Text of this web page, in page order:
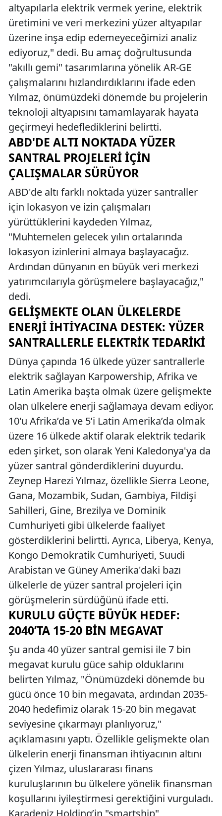
altyapılarla elektrik vermek yerine, elektrik
üretimini ve veri merkezini yüzer altyapılar
üzerine inşa edip edemeyeceğimizi analiz
ediyoruz," dedi. Bu amaç doğrultusunda
"akıllı gemi" tasarımlarına yönelik AR-GE
çalışmalarını hızlandırdıklarını ifade eden
Yılmaz, önümüzdeki dönemde bu projelerin
teknoloji altyapısını tamamlayarak hayata
geçirmeyi hedeflediklerini belirtti.
ABD'DE ALTI NOKTADA YÜZER
SANTRAL PROJELERI İÇIN
ÇALIŞMALAR SÜRÜYOR
ABD'de altı farklı noktada yüzer santraller
için lokasyon ve izin çalışmaları
yürüttüklerini kaydeden Yılmaz,
"Muhtemelen gelecek yılın ortalarında
lokasyon izinlerini almaya başlayacağız.
Ardından dünyanın en büyük veri merkezi
yatırımcılarıyla görüşmelere başlayacağız,"
dedi.
GELIŞMEKTE OLAN ÜLKELERDE
ENERJI İHTIYACINA DESTEK: YÜZER
SANTRALLERLE ELEKTRIK TEDARIKI
Dünya çapında 16 ülkede yüzer santrallerle
elektrik sağlayan Karpowership, Afrika ve
Latin Amerika başta olmak üzere gelişmekte
olan ülkelere enerji sağlamaya devam ediyor.
10'u Afrika’da ve 5’i Latin Amerika’da olmak
üzere 16 ülkede aktif olarak elektrik tedarik
eden şirket, son olarak Yeni Kaledonya'ya da
yüzer santral gönderdiklerini duyurdu.
Zeynep Harezi Yılmaz, özellikle Sierra Leone,
Gana, Mozambik, Sudan, Gambiya, Fildişi
Sahilleri, Gine, Brezilya ve Dominik
Cumhuriyeti gibi ülkelerde faaliyet
gösterdiklerini belirtti. Ayrıca, Liberya, Kenya,
Kongo Demokratik Cumhuriyeti, Suudi
Arabistan ve Güney Amerika'daki bazı
ülkelerle de yüzer santral projeleri için
görüşmelerin sürdüğünü ifade etti.
KURULU GÜÇTE BÜYÜK HEDEF:
2040’TA 15-20 BIN MEGAVAT
Şu anda 40 yüzer santral gemisi ile 7 bin
megavat kurulu güce sahip olduklarını
belirten Yılmaz, "Önümüzdeki dönemde bu
gücü önce 10 bin megavata, ardından 2035-
2040 hedefimiz olarak 15-20 bin megavat
seviyesine çıkarmayı planlıyoruz,"
açıklamasını yaptı. Özellikle gelişmekte olan
ülkelerin enerji finansman ihtiyacının altını
çizen Yılmaz, uluslararası finans
kuruluşlarının bu ülkelere yönelik finansman
koşullarını iyileştirmesi gerektiğini vurguladı.
Karadeniz Holding’in "smartship"